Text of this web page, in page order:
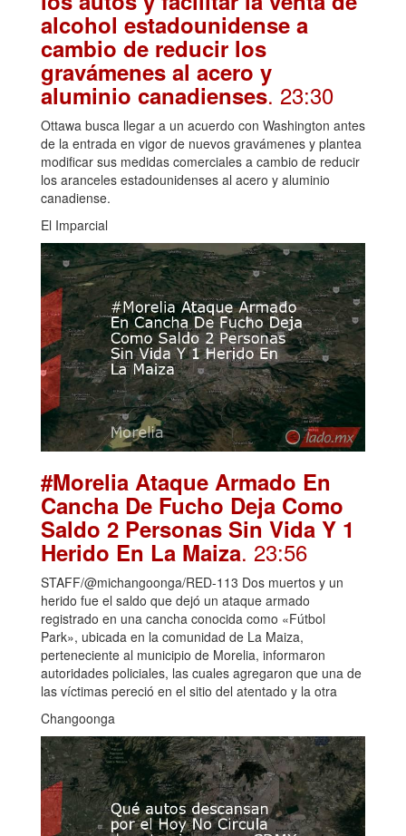
alcohol estadounidense a
cambio de reducir los
gravámenes al acero y
aluminio canadienses. 23:30
Ottawa busca llegar a un acuerdo con Washington antes
de la entrada en vigor de nuevos gravámenes y plantea
modificar sus medidas comerciales a cambio de reducir
los aranceles estadounidenses al acero y aluminio
canadiense.
El Imparcial
#Morelia Ataque Armado En
Cancha De Fucho Deja Como
Saldo 2 Personas Sin Vida Y 1
Herido En La Maiza. 23:56
STAFF/@michangoonga/RED-113 Dos muertos y un
herido fue el saldo que dejó un ataque armado
registrado en una cancha conocida como «Fútbol
Park», ubicada en la comunidad de La Maiza,
perteneciente al municipio de Morelia, informaron
autoridades policiales, las cuales agregaron que una de
las víctimas pereció en el sitio del atentado y la otra
Changoonga